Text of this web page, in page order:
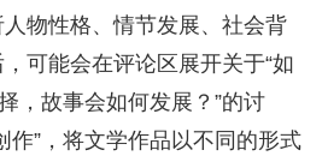
物性格、情节发展、社会背
可能会在评论区展开关于“如
，故事会如何发展？”的讨
作”，将文学作品以不同的形式